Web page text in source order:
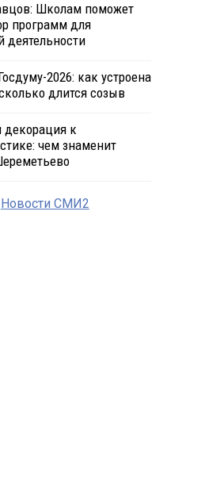
Школам поможет
программ для
деятельности
2026: как устроена
длится созыв
декорация к
чем знаменит
Новости СМИ2